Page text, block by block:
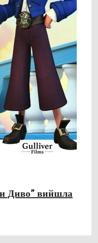
Диво” вийшла